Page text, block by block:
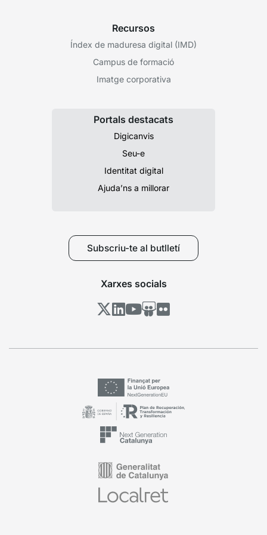
Recursos
Índex de maduresa digital (IMD)
Campus de formació
Imatge corporativa
Portals destacats
Digicanvis
Seu-e
Identitat digital
Ajuda’ns a millorar
Subscriu-te al butlletí
Xarxes socials